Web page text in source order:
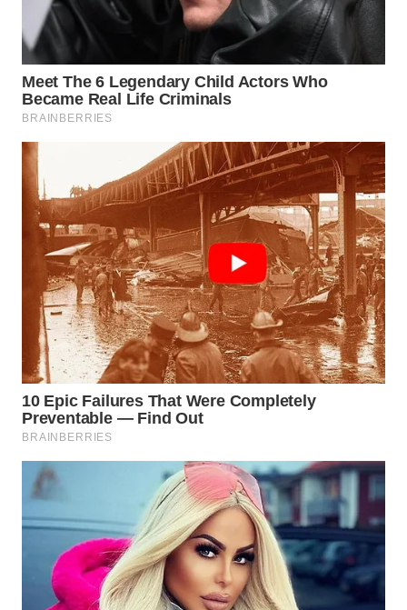
WAHANA
WAHANA
TANI
WAHANA
ADVOKAT
WAHANA
INFRASTRUKTUR
WAHANA
KONSUMEN
WAHANA
LISTRIK
WAHANA
WAHANA
TV
WAHANANEWS
ID